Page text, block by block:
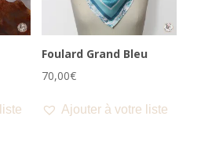
Foulard Grand Bleu
70,00€
Ajouter à votre liste